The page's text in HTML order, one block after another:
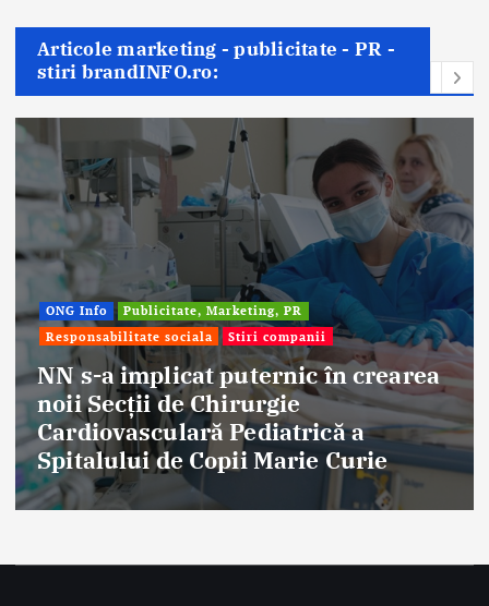
Articole marketing - publicitate - PR -
stiri brandINFO.ro:
ONG Info
Publicitate, Marketing, PR
Responsabilitate sociala
Stiri companii
NN s-a implicat puternic în crearea
noii Secții de Chirurgie
Cardiovasculară Pediatrică a
Spitalului de Copii Marie Curie